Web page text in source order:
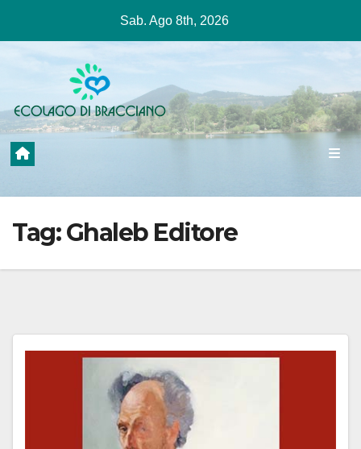
contenuto
Sab. Ago 8th, 2026
Tag:Ghaleb Editore